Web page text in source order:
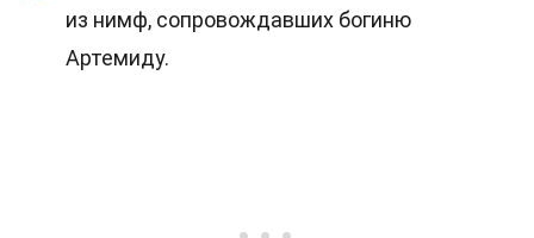
из нимф, сопровождавших богиню
Артемиду.